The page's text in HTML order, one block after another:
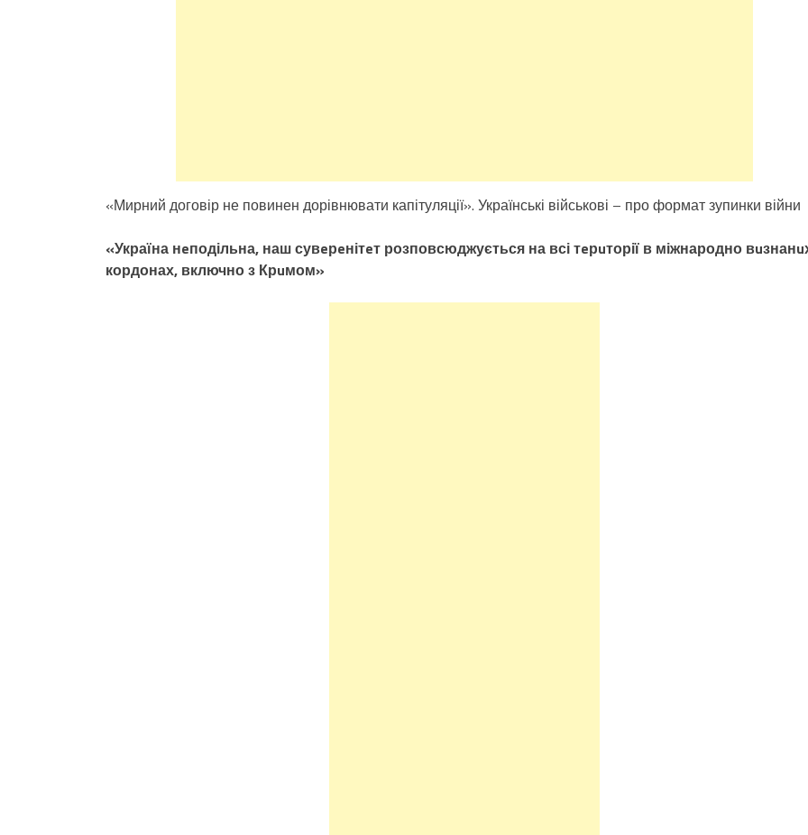
«Мирний договір не повинен дорівнювати капітуляції». Українські військові – про формат зупинки війни
«Україна нeподільна, наш сувeрeнітeт розповсюджується на всі тeрuторії в міжнародно
кордонах, включно з Крuмом»